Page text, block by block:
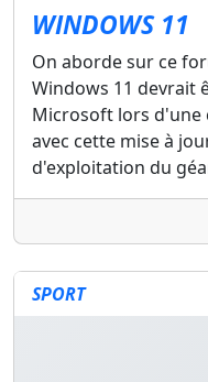
WINDOWS 11
On aborde sur ce
Windows 11 devrait
Microsoft lors d'une
avec cette mise à
d'exploitation du
SPORT